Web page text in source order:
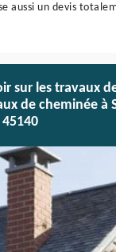
aussi un devis
sur les travaux
de cheminée à